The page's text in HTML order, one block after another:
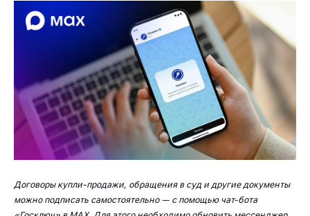
Договоры купли-продажи, обращения в суд и другие документы
можно подписать самостоятельно — с помощью чат-бота